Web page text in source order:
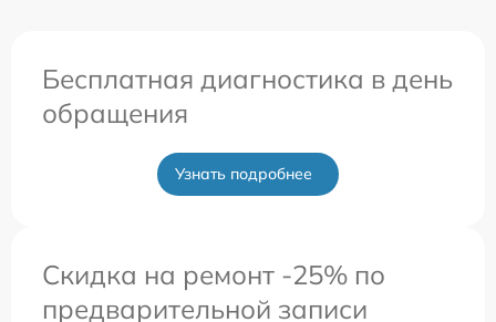
Бесплатная диагностика в день
обращения
Узнать подробнее
Скидка на ремонт -25% по
предварительной записи